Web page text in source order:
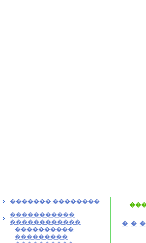
������� ��������
�����������
������������
����������
���������
� � �